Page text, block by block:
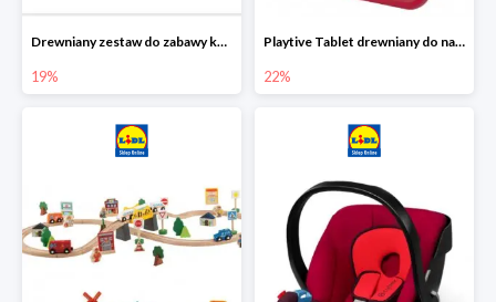
Drewniany zestaw do zabawy kolejką - farma i wiadukt
19%
Playtive Tablet drewniany do nauki, interaktywny
22%